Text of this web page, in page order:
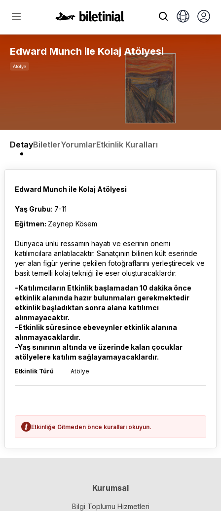
Edward Munch ile Kolaj Atölyesi
Atölye
DetayBiletlerYorumlarEtkinlik Kuralları
Edward Munch ile Kolaj Atölyesi
Yaş Grubu: 7-11
Eğitmen: Zeynep Kösem
Dünyaca ünlü ressamın hayatı ve eserinin önemi
katılımcılara anlatılacaktır. Sanatçının bilinen kült eserinde
yer alan figür yerine çekilen fotoğraflarını yerleştirecek ve
basit temelli kolaj tekniği ile eser oluşturacaklardır.
-Katılımcıların Etkinlik başlamadan 10 dakika önce
etkinlik alanında hazır bulunmaları gerekmektedir
etkinlik başladıktan sonra alana katılımcı
alınmayacaktır.
-Etkinlik süresince ebeveynler etkinlik alanına
alınmayacaklardır.
-Yaş sınırının altında ve üzerinde kalan çocuklar
atölyelere katılım sağlayamayacaklardır.
Etkinlik Türü Atölye
Etkinliğe Gitmeden önce kuralları okuyun.
Kurumsal
Bilgi Toplumu Hizmetleri